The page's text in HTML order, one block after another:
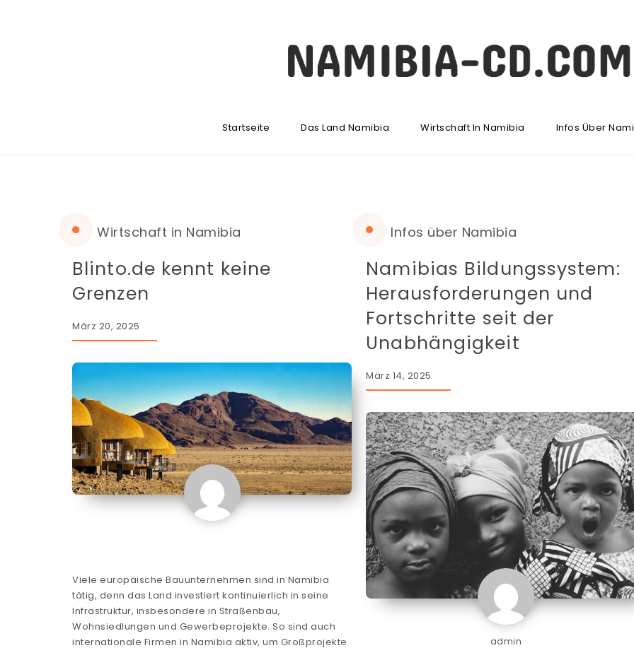
Startseite Das Land Namibia Wirtschaft In Namibia Infos Über
Wirtschaft in Namibia
Blinto.de kennt keine
Grenzen
März 20, 2025
Viele europäische Bauunternehmen sind in Namibia
tätig, denn das Land investiert kontinuierlich in seine
Infrastruktur, insbesondere in Straßenbau,
Wohnsiedlungen und Gewerbeprojekte. So sind auch
internationale Firmen in Namibia aktiv, um Großprojekte
Infos über Namibia
Namibias Bildungssystem:
Herausforderungen und
Fortschritte seit der
Unabhängigkeit
März 14, 2025
admin